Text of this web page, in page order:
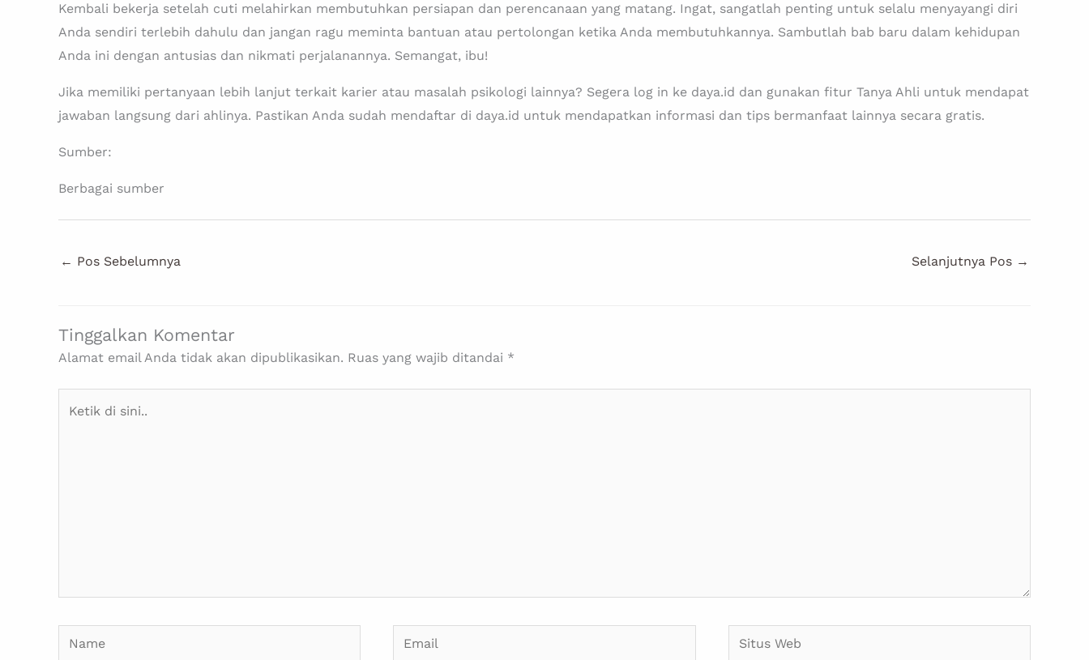
Kembali bekerja setelah cuti melahirkan membutuhkan persiapan dan perencanaan yang matang. Ingat, sangatlah penting untuk selalu menyayangi diri
Anda sendiri terlebih dahulu dan jangan ragu meminta bantuan atau pertolongan ketika Anda membutuhkannya. Sambutlah bab baru dalam kehidupan
Anda ini dengan antusias dan nikmati perjalanannya. Semangat, ibu!
Jika memiliki pertanyaan lebih lanjut terkait karier atau masalah psikologi lainnya? Segera log in ke daya.id dan gunakan fitur Tanya Ahli untuk mendapat
jawaban langsung dari ahlinya. Pastikan Anda sudah mendaftar di daya.id untuk mendapatkan informasi dan tips bermanfaat lainnya secara gratis.
Sumber:
Berbagai sumber
← Pos Sebelumnya Selanjutnya Pos →
Tinggalkan Komentar
Alamat email Anda tidak akan dipublikasikan. Ruas yang wajib ditandai *
Name Email
Situs